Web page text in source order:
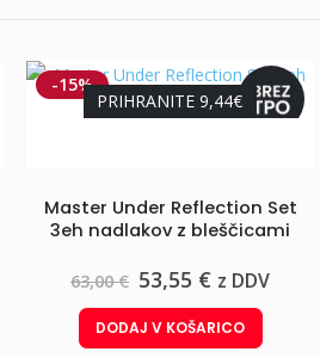
-15%
PRIHRANITE 9,44€
Master Under Reflection Set
3eh nadlakov z bleščicami
63,00€ Izvirna
cena
je
bila:
53,55 €Trenutna
je:
53,55 €.
z DDV
DODAJ V KOŠARICO